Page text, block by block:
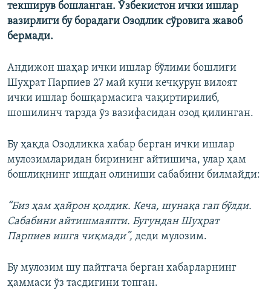
текширув бошланган. Ўзбекистон ички ишлар
вазирлиги бу борадаги Озодлик сўровига жавоб
бермади.
Андижон шаҳар ички ишлар бўлими бошлиғи
Шуҳрат Парпиев 27 май куни кечқурун вилоят
ички ишлар бошқармасига чақиртирилиб,
шошилинч тарзда ўз вазифасидан озод қилинган.
Бу ҳақда Озодликка хабар берган ички ишлар
мулозимларидан бирининг айтишича, улар ҳам
бошлиқнинг ишдан олиниши сабабини билмайди:
“Биз ҳам ҳайрон қолдик. Кеча, шунақа гап бўлди.
Сабабини айтишмаяпти. Бугундан Шуҳрат
Парпиев ишга чиқмади”, деди мулозим.
Бу мулозим шу пайтгача берган хабарларнинг
ҳаммаси ўз тасдиғини топган.